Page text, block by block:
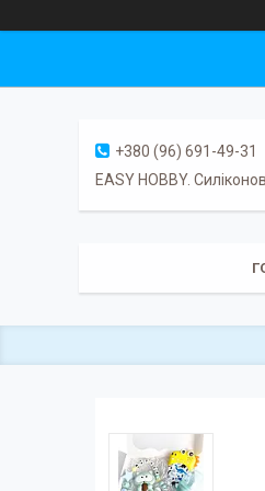
+380 (96) 691-49-31
EASY HOBBY.